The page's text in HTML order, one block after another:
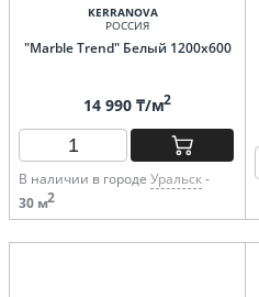
KERRANOVA
РОССИЯ
"Marble Trend" Белый 1200х600
14 990 ₸/м2
В наличии в городе Уральск-
30 м2